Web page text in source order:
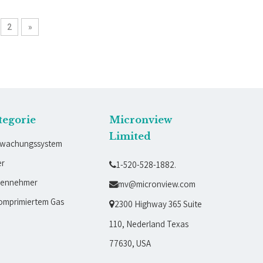
2 »
Gas
Micronview
Limited
1-520-528-1882.
mv@micronview.com
2300 Highway 365 Suite
110, Nederland Texas
77630, USA